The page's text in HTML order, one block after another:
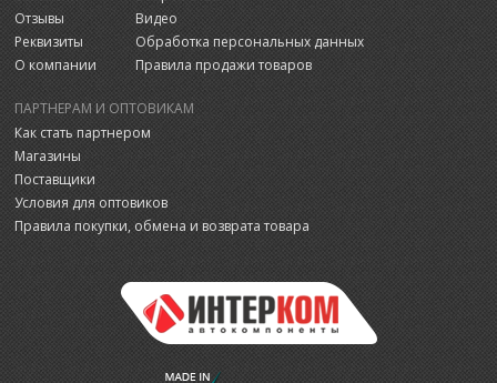
Отзывы
Реквизиты
О компании
Видео
Обработка персональных данных
Правила продажи товаров
ПАРТНЕРАМ И ОПТОВИКАМ
Как стать партнером
Магазины
Поставщики
Условия для оптовиков
Правила покупки, обмена и возврата товара